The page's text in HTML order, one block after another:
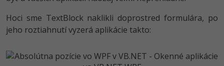
Fórum
Fotografovanie -80%
Hoci sme TextBlock naklikli doprostred formulára, po
jeho roztiahnutí vyzerá aplikácie takto: